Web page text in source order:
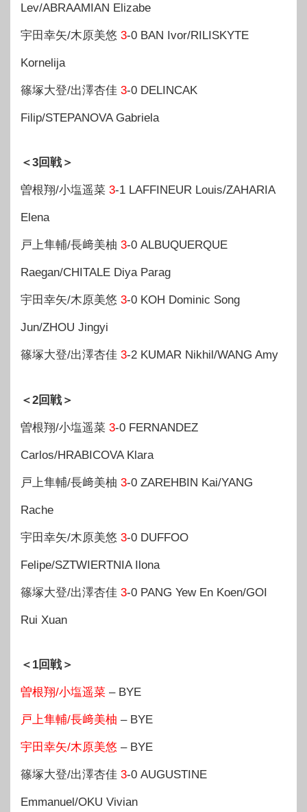
Lev/ABRAAMIAN Elizabe
宇田幸矢/木原美悠 3-0 BAN Ivor/RILISKYTE
Kornelija
篠塚大登/出澤杏佳 3-0 DELINCAK
Filip/STEPANOVA Gabriela
＜3回戦＞
曽根翔/小塩遥菜 3-1 LAFFINEUR Louis/ZAHARIA
Elena
戸上隼輔/長﨑美柚 3-0 ALBUQUERQUE
Raegan/CHITALE Diya Parag
宇田幸矢/木原美悠 3-0 KOH Dominic Song
Jun/ZHOU Jingyi
篠塚大登/出澤杏佳 3-2 KUMAR Nikhil/WANG Amy
＜2回戦＞
曽根翔/小塩遥菜 3-0 FERNANDEZ
Carlos/HRABICOVA Klara
戸上隼輔/長﨑美柚 3-0 ZAREHBIN Kai/YANG
Rache
宇田幸矢/木原美悠 3-0 DUFFOO
Felipe/SZTWIERTNIA Ilona
篠塚大登/出澤杏佳 3-0 PANG Yew En Koen/GOI
Rui Xuan
＜1回戦＞
曽根翔/小塩遥菜 – BYE
戸上隼輔/長﨑美柚 – BYE
宇田幸矢/木原美悠 – BYE
篠塚大登/出澤杏佳 3-0 AUGUSTINE
Emmanuel/OKU Vivian